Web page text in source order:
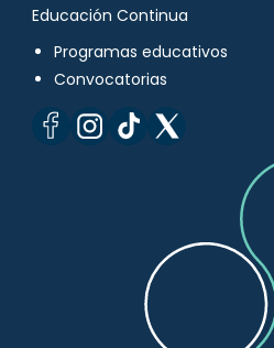
Educación Continua
Programas educativos
Convocatorias